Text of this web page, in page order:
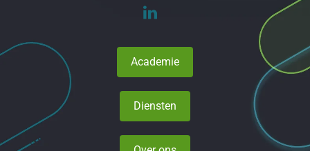
Academie
Diensten